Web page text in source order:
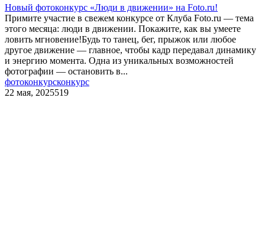
Новый фотоконкурс «Люди в движении» на Foto.ru!
Примите участие в свежем конкурсе от Клуба Foto.ru — тема
этого месяца: люди в движении. Покажите, как вы умеете
ловить мгновение!Будь то танец, бег, прыжок или любое
другое движение — главное, чтобы кадр передавал динамику
и энергию момента. Одна из уникальных возможностей
фотографии — остановить в...
фотоконкурсконкурс
22 мая, 2025519